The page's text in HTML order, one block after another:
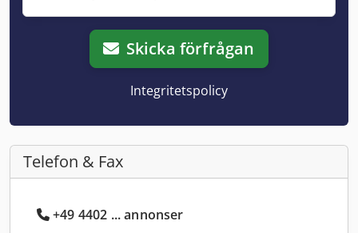
Skicka förfrågan
Integritetspolicy
Telefon & Fax
+49 4402 ... annonser